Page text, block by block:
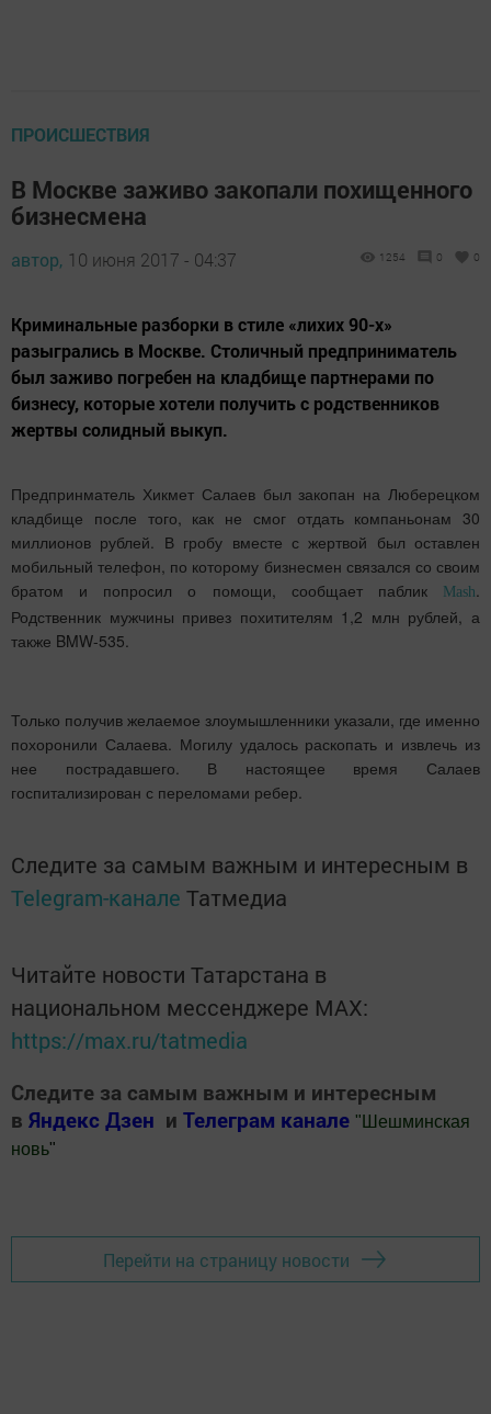
ПРОИСШЕСТВИЯ
В Москве заживо закопали похищенного
бизнесмена
автор, 10 июня 2017 - 04:37 1254 0 0
Криминальные разборки в стиле «лихих 90-х»
разыгрались в Москве. Столичный предприниматель
был заживо погребен на кладбище партнерами по
бизнесу, которые хотели получить с родственников
жертвы солидный выкуп.
Предпринматель Хикмет Салаев был закопан на Люберецком
кладбище после того, как не смог отдать компаньонам 30
миллионов рублей. В гробу вместе с жертвой был оставлен
мобильный телефон, по которому бизнесмен связался со своим
братом и попросил о помощи, сообщает паблик
Mash
Родственник мужчины привез похитителям 1,2 млн рублей, а
также BMW-535.
Только получив желаемое злоумышленники указали, где именно
похоронили Салаева. Могилу удалось раскопать и извлечь из
нее пострадавшего. В настоящее время Салаев
госпитализирован с переломами ребер.
Следите за самым важным и интересным в
Telegram-канале Татмедиа
Читайте новости Татарстана в
национальном мессенджере MАХ:
https://max.ru/tatmedia
Следите за самым важным и интересным
в Яндекс Дзен и Телеграм канале " Шешминская
новь"
Перейти на страницу новости